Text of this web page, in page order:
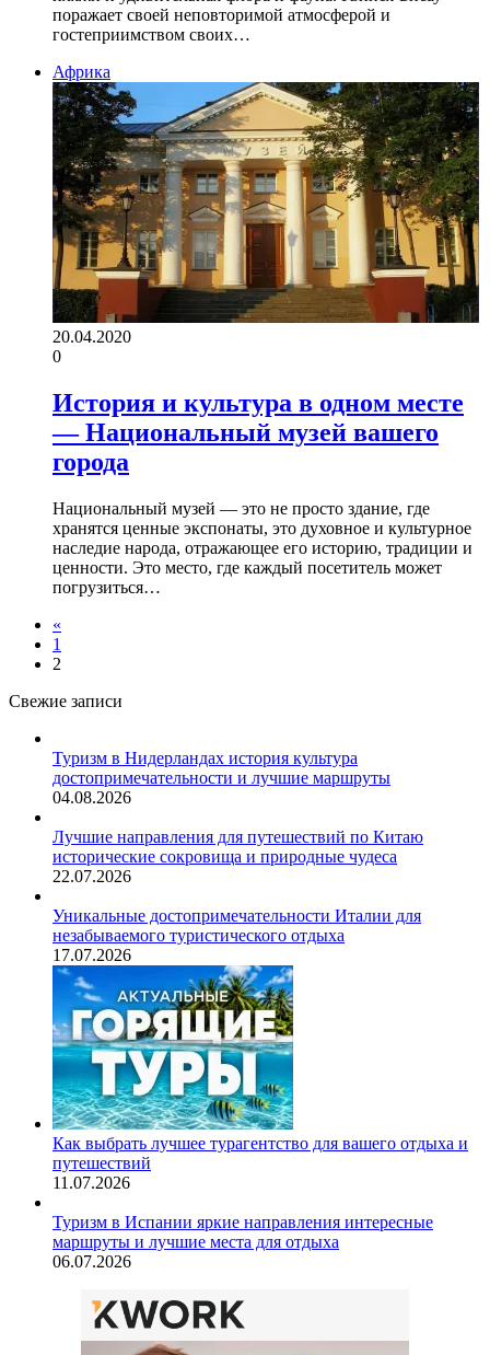
поражает своей неповторимой атмосферой и
гостеприимством своих…
Африка
20.04.2020
0
История и культура в одном месте
— Национальный музей вашего
города
Национальный музей — это не просто здание, где
хранятся ценные экспонаты, это духовное и культурное
наследие народа, отражающее его историю, традиции и
ценности. Это место, где каждый посетитель может
погрузиться…
«
1
2
Свежие записи
Туризм в Нидерландах история культура
достопримечательности и лучшие маршруты
04.08.2026
Лучшие направления для путешествий по Китаю
исторические сокровища и природные чудеса
22.07.2026
Уникальные достопримечательности Италии для
незабываемого туристического отдыха
17.07.2026
Как выбрать лучшее турагентство для вашего отдыха и
путешествий
11.07.2026
Туризм в Испании яркие направления интересные
маршруты и лучшие места для отдыха
06.07.2026